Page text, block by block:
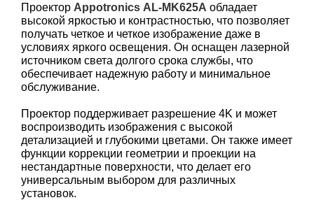
Проектор Appotronics AL-MK625A обладает
высокой яркостью и контрастностью, что позволяет
получать четкое и четкое изображение даже в
условиях яркого освещения. Он оснащен лазерной
источником света долгого срока службы, что
обеспечивает надежную работу и минимальное
обслуживание.
Проектор поддерживает разрешение 4K и может
воспроизводить изображения с высокой
детализацией и глубокими цветами. Он также имеет
функции коррекции геометрии и проекции на
нестандартные поверхности, что делает его
универсальным выбором для различных
установок.